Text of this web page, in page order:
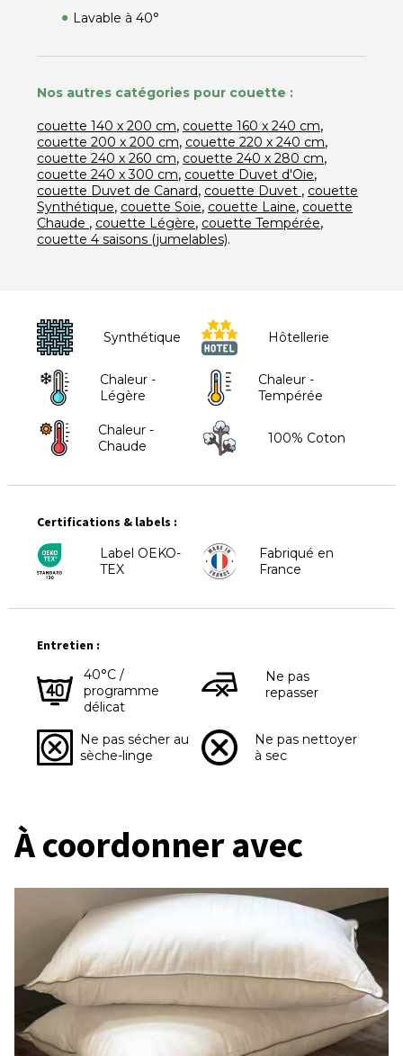
Lavable à 40°
Nos autres catégories pour couette :
couette 140 x 200 cm, couette 160 x 240 cm,
couette 200 x 200 cm, couette 220 x 240 cm,
couette 240 x 260 cm, couette 240 x 280 cm,
couette 240 x 300 cm, couette Duvet d'Oie,
couette Duvet de Canard, couette Duvet , couette
Synthétique, couette Soie, couette Laine, couette
Chaude , couette Légère, couette Tempérée,
couette 4 saisons (jumelables).
Synthétique Hôtellerie
Chaleur -
Légère
Chaleur -
Tempérée
Chaleur -
Chaude
100% Coton
Certifications & labels :
Label OEKO-
TEX
Fabriqué en
France
Entretien :
40°C /
programme
délicat
Ne pas
repasser
Ne pas sécher au
sèche-linge
Ne pas nettoyer
à sec
À coordonner avec